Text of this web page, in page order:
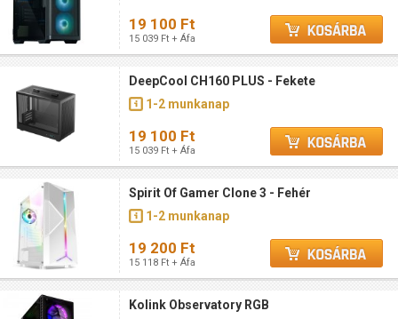
19 100 Ft
15 039 Ft + Áfa
DeepCool CH160 PLUS - Fekete
1-2 munkanap
19 100 Ft
15 039 Ft + Áfa
Spirit Of Gamer Clone 3 - Fehér
1-2 munkanap
19 200 Ft
15 118 Ft + Áfa
Kolink Observatory RGB